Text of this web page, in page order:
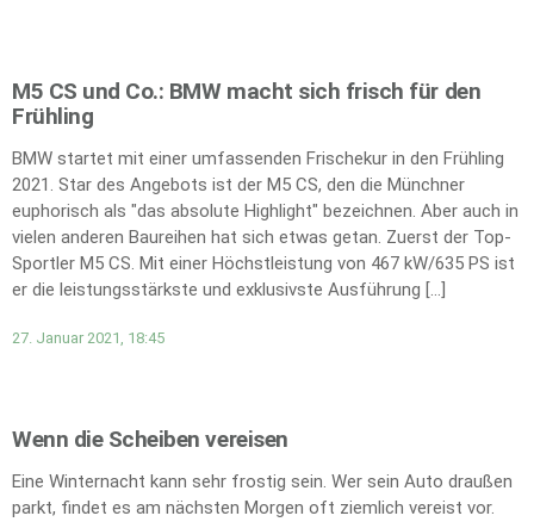
M5 CS und Co.: BMW macht sich frisch für den
Frühling
BMW startet mit einer umfassenden Frischekur in den Frühling
2021. Star des Angebots ist der M5 CS, den die Münchner
euphorisch als "das absolute Highlight" bezeichnen. Aber auch in
vielen anderen Baureihen hat sich etwas getan. Zuerst der Top-
Sportler M5 CS. Mit einer Höchstleistung von 467 kW/635 PS ist
er die leistungsstärkste und exklusivste Ausführung […]
27. Januar 2021, 18:45
Wenn die Scheiben vereisen
Eine Winternacht kann sehr frostig sein. Wer sein Auto draußen
parkt, findet es am nächsten Morgen oft ziemlich vereist vor.